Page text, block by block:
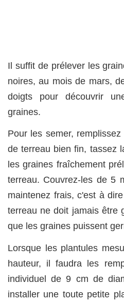
Il suffit de prélever les
noires, au mois de mars,
doigts pour découvrir
graines.
Pour les semer,
de terreau bien fin, tassez
les graines fraîchement
terreau. Couvrez-les de 5
maintenez frais, c'est à
terreau ne doit jamais être
que les graines puissent
Lorsque les plantules
hauteur, il faudra les
individuel de 9 cm de
installer une toute petite